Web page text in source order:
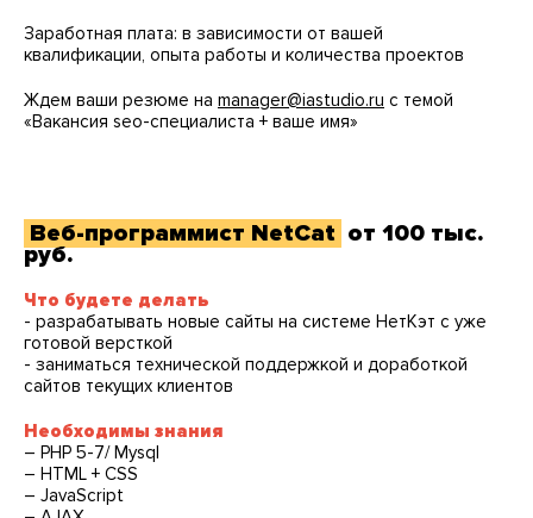
Заработная плата: в зависимости от вашей
квалификации, опыта работы и количества проектов
Ждем ваши резюме на manager@iastudio.ru с темой
«Вакансия seo-специалиста + ваше имя»
Веб-программист NetCat от 100 тыс.
руб.
Что будете делать
- разрабатывать новые сайты на системе НетКэт с уже
готовой версткой
- заниматься технической поддержкой и доработкой
сайтов текущих клиентов
Необходимы знания
– PHP 5-7/ Mysql
– HTML + CSS
– JavaScript